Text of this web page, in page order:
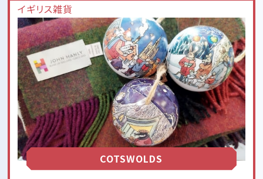
イギリス雑貨
COTSWOLDS